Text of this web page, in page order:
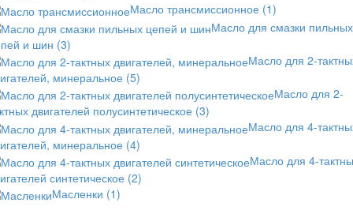
Масло трансмиссионное (1)
Масло для смазки пильных
и шин (3)
Масло для 2-
минеральное (5)
Масло для 2-
двигателей полусинтетическое (3)
Масло для 4-
минеральное (4)
Масло для 4-
синтетическое (2)
Масленки (1)